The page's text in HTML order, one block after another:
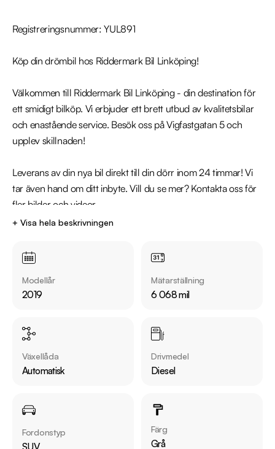
Registreringsnummer: YUL891
Köp din drömbil hos Riddermark Bil Linköping!
Välkommen till Riddermark Bil Linköping - din destination för
ett smidigt bilköp. Vi erbjuder ett brett utbud av kvalitetsbilar
och enastående service. Besök oss på Vigfastgatan 5 och
upplev skillnaden!
Leverans av din nya bil direkt till din dörr inom 24 timmar! Vi
tar även hand om ditt inbyte. Vill du se mer? Kontakta oss för
fler bilder och videor.
Telefon: 013-480 22 00
Adress: Vigfastgatan 5, 58278, Linköping
* Störst i Sverige på begagnade bilar
* 14 dagars helförsäkring via Folksam
* Kvalitetssäkrade bilar
Utrustning inkluderar:
+ Visa hela beskrivningen
Modellår
2019
Mätarställning
6 068 mil
Växellåda
Automatisk
Drivmedel
Diesel
Fordonstyp
SUV
Färg
Grå